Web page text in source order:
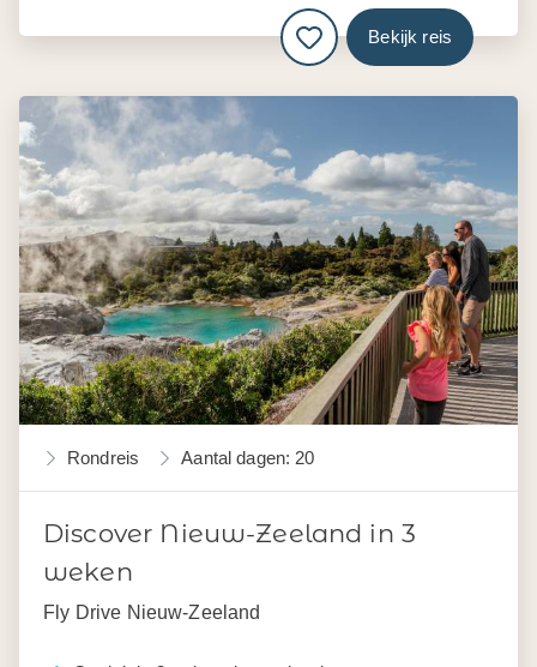
Bekijk reis
Rondreis Aantal dagen: 20
Discover Nieuw-Zeeland in 3
weken
Fly Drive Nieuw-Zeeland